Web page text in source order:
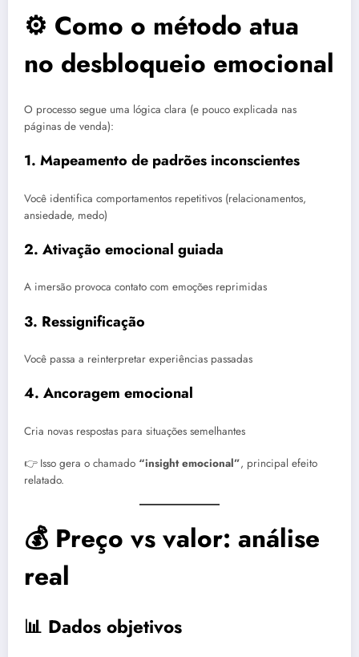
⚙️ Como o método atua
no desbloqueio emocional
O processo segue uma lógica clara (e pouco explicada nas
páginas de venda):
1. Mapeamento de padrões inconscientes
Você identifica comportamentos repetitivos (relacionamentos,
ansiedade, medo)
2. Ativação emocional guiada
A imersão provoca contato com emoções reprimidas
3. Ressignificação
Você passa a reinterpretar experiências passadas
4. Ancoragem emocional
Cria novas respostas para situações semelhantes
👉 Isso gera o chamado “insight emocional”, principal efeito
relatado.
💰 Preço vs valor: análise
real
📊 Dados objetivos